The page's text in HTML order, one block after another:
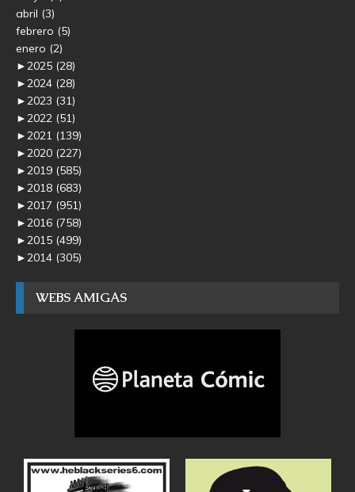
abril (3)
febrero (5)
enero (2)
►2025 (28)
►2024 (28)
►2023 (31)
►2022 (51)
►2021 (139)
►2020 (227)
►2019 (585)
►2018 (683)
►2017 (951)
►2016 (758)
►2015 (499)
►2014 (305)
WEBS AMIGAS